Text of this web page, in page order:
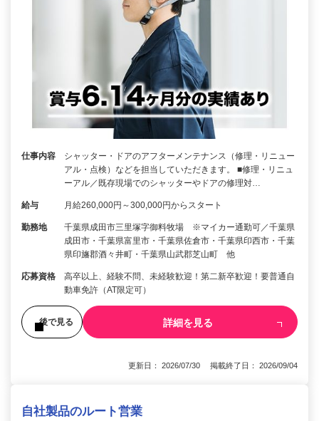
仕事内容
シャッター・ドアのアフターメンテナンス（修理・リニュー
アル・点検）などを担当していただきます。 ■修理・リニュ
ーアル／既存現場でのシャッターやドアの修理対…
給与 月給260,000円～300,000円からスタート
勤務地
千葉県成田市三里塚字御料牧場 ※マイカー通勤可／千葉県
成田市・千葉県富里市・千葉県佐倉市・千葉県印西市・千葉
県印旛郡酒々井町・千葉県山武郡芝山町 他
応募資格
高卒以上、経験不問、未経験歓迎！第二新卒歓迎！要普通自
動車免許（AT限定可）
後で見る 詳細を見る
更新日： 2026/07/30 掲載終了日： 2026/09/04
自社製品のルート営業